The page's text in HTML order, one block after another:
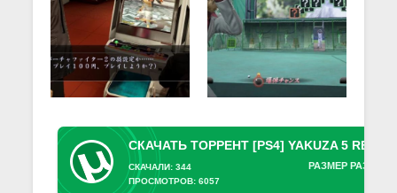
РАЗМЕР
СКАЧАЛИ: 344
ПРОСМОТРОВ: 6057